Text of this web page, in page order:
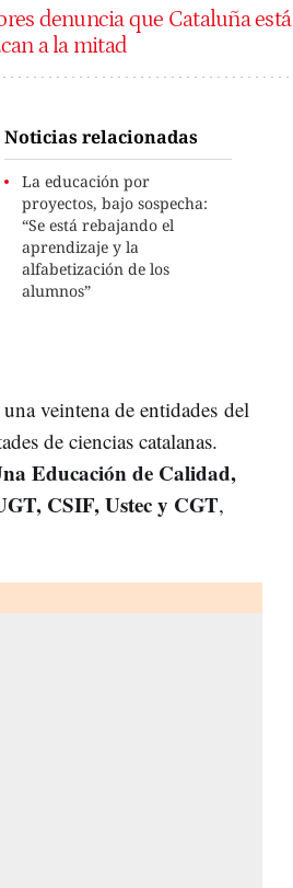
denuncia que Cataluña está
a la mitad
Noticias relacionadas
La educación por
proyectos, bajo sospecha:
“Se está rebajando el
aprendizaje y la
alfabetización de los
alumnos”
veintena de entidades del
de ciencias catalanas.
Educación de Calidad,
CSIF, Ustec y CGT,